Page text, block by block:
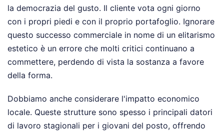
la democrazia del gusto. Il cliente vota ogni giorno
con i propri piedi e con il proprio portafoglio. Ignorare
questo successo commerciale in nome di un elitarismo
estetico è un errore che molti critici continuano a
commettere, perdendo di vista la sostanza a favore
della forma.
Dobbiamo anche considerare l'impatto economico
locale. Queste strutture sono spesso i principali datori
di lavoro stagionali per i giovani del posto, offrendo